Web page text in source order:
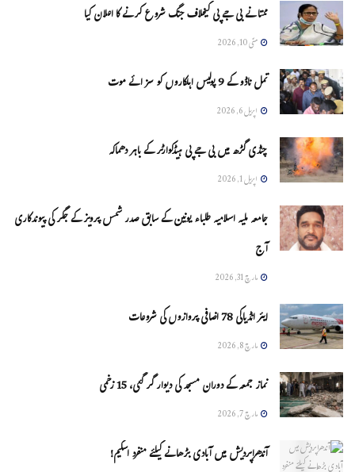
ممتا نے بی جے پی کیخلاف جنگ شروع کرنے کا اعلان کیا
مئی 10, 2026
تمل ناڈو کے 9 پولیس اہلکاروں کو سزائے موت
اپریل 6, 2026
چنڈی گڑھ میں بی جے پی ہیڈکوارٹر کے باہر دھماکہ
اپریل 1, 2026
جامعہ ملیہ اسلامیہ طلباء یونین کے سابق صدر شمس پرویز کے جگر کی پیوندکاری
آج
مارچ 31, 2026
ایئر انڈیاکی 78 اضافی پروازوں کی شروعات
مارچ 8, 2026
نماز جمعہ کے دوران مسجد کی دیوار گر گئی، 15 زخمی
مارچ 7, 2026
آندھراپردیش میں آبادی بڑھانے کیلئے منفرد اسکیم!